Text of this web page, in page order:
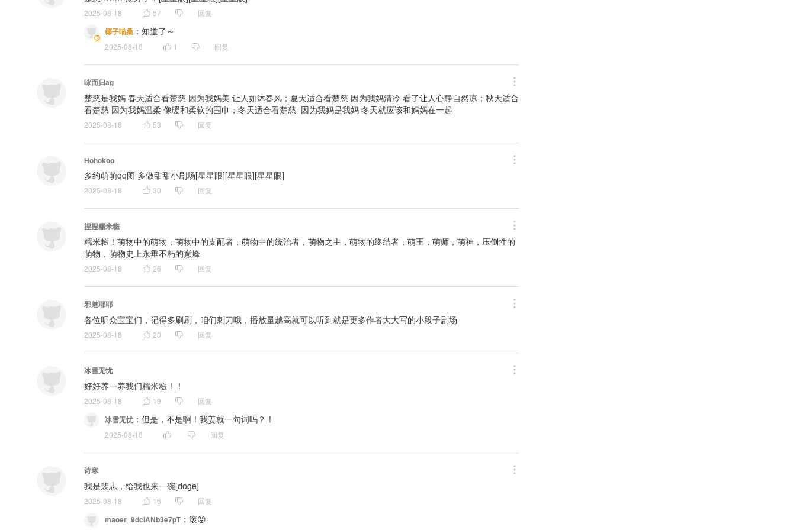
2025-08-18 57 回复
椰子喵桑 ： 知道了～
2025-08-18 1 回复
咏而归ag
楚慈是我妈 春天适合看楚慈 因为我妈美 让人如沐春风；夏天适合看楚慈 因为我妈清冷 看了让人心静自然凉；秋天适合
看楚慈 因为我妈温柔 像暖和柔软的围巾；冬天适合看楚慈  因为我妈是我妈 冬天就应该和妈妈在一起 ​​​
2025-08-18 53 回复
Hohokoo
多约萌萌qq图 多做甜甜小剧场[星星眼][星星眼][星星眼]
2025-08-18 30 回复
捏捏糯米糍
糯米糍！萌物中的萌物，萌物中的支配者，萌物中的统治者，萌物之主，萌物的终结者，萌王，萌师，萌神，压倒性的
萌物，萌物史上永垂不朽的巅峰
2025-08-18 26 回复
邪魅耶耶
各位听众宝宝们，记得多刷刷，咱们刺刀哦，播放量越高就可以听到就是更多作者大大写的小段子剧场
2025-08-18 20 回复
冰雪无忧
好好养一养我们糯米糍！！
2025-08-18 19 回复
冰雪无忧： 但是，不是啊！我姜就一句词吗？！
2025-08-18 回复
诗寒
我是裴志，给我也来一碗[doge]
2025-08-18 16 回复
maoer_9dciANb3e7pT ： 滚😡